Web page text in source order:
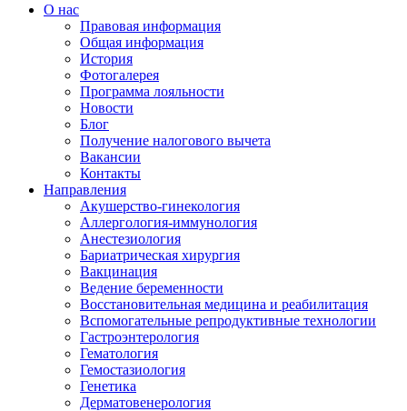
О нас
Правовая информация
Общая информация
История
Фотогалерея
Программа лояльности
Новости
Блог
Получение налогового вычета
Вакансии
Контакты
Направления
Акушерство-гинекология
Аллергология-иммунология
Анестезиология
Бариатрическая хирургия
Вакцинация
Ведение беременности
Восстановительная медицина и реабилитация
Вспомогательные репродуктивные технологии
Гастроэнтерология
Гематология
Гемостазиология
Генетика
Дерматовенерология